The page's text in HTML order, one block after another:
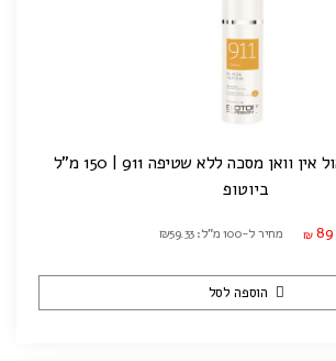
ביוטופ
₪ 89 מחיר ל-100 מ"ל: ₪59.33
הוספה לסל